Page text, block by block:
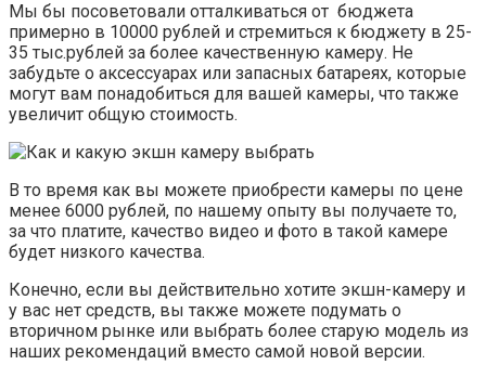
Мы бы посоветовали отталкиваться от бюджета
примерно в 10000 рублей и стремиться к бюджету в 25-
35 тыс.рублей за более качественную камеру. Не
забудьте о аксессуарах или запасных батареях, которые
могут вам понадобиться для вашей камеры, что также
увеличит общую стоимость.
В то время как вы можете приобрести камеры по цене
менее 6000 рублей, по нашему опыту вы получаете то,
за что платите, качество видео и фото в такой камере
будет низкого качества.
Конечно, если вы действительно хотите экшн-камеру и
у вас нет средств, вы также можете подумать о
вторичном рынке или выбрать более старую модель из
наших рекомендаций вместо самой новой версии.